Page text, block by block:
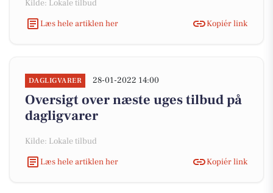
Kilde: Lokale tilbud
Læs hele artiklen her
Kopiér link
DAGLIGVARER 28-01-2022 14:00
Oversigt over næste uges tilbud på
dagligvarer
Kilde: Lokale tilbud
Læs hele artiklen her
Kopiér link